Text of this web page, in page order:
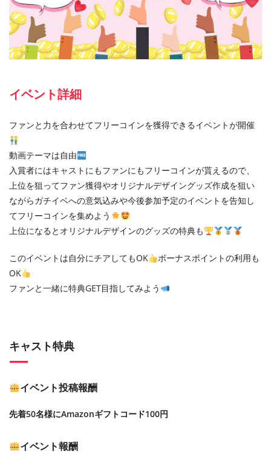
イベント詳細
ファンと力を合わせてフリーコインを獲得できるイベントが開催
動画テーマは自由
入賞者にはキャストにもファンにもフリーコインが貰えるので、
上位を狙ってファン獲得やオリジナルデザイングッズ作成を狙い
ながらガチイベへの意気込みや今後参加予定のイベントを告知し
てフリーコインを集めよう
上位になるとオリジナルデザインのグッズの特典も
このイベントは自分にチアしてもOK
ボーナスポイントの利用も
OK
ファンと一緒に特典GET目指してみよう
キャスト特典
イベント投稿報酬
先着50名様にAmazonギフトコード100円
イベント報酬